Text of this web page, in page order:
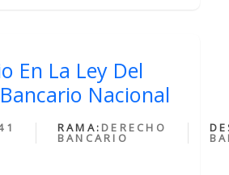
En La Ley Del
Nacional
RAMA: DERECHO
BANCARIO